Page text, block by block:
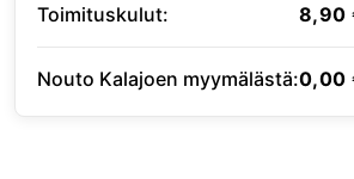
Toimituskulut: 8,90
Nouto Kalajoen myymälästä:0,00